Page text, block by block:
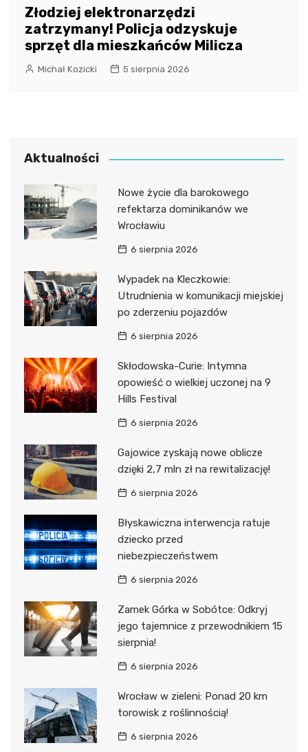
Złodziej elektronarzędzi
zatrzymany! Policja odzyskuje
sprzęt dla mieszkańców Milicza
Michał Kozicki 5 sierpnia 2026
Aktualności
Nowe życie dla barokowego
refektarza dominikanów we
Wrocławiu
6 sierpnia 2026
Wypadek na Kleczkowie:
Utrudnienia w komunikacji miejskiej
po zderzeniu pojazdów
6 sierpnia 2026
Skłodowska-Curie: Intymna
opowieść o wielkiej uczonej na 9
Hills Festival
6 sierpnia 2026
Gajowice zyskają nowe oblicze
dzięki 2,7 mln zł na rewitalizację!
6 sierpnia 2026
Błyskawiczna interwencja ratuje
dziecko przed
niebezpieczeństwem
6 sierpnia 2026
Zamek Górka w Sobótce: Odkryj
jego tajemnice z przewodnikiem 15
sierpnia!
6 sierpnia 2026
Wrocław w zieleni: Ponad 20 km
torowisk z roślinnością!
6 sierpnia 2026